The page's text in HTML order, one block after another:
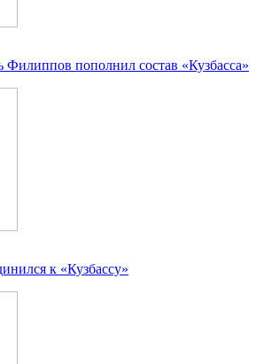
пополнил состав «Кузбасса»
к «Кузбассу»